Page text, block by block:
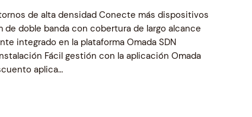
Pad
de alta densidad Conecte más dispositivos
doble banda con cobertura de largo alcance
integrado en la plataforma Omada SDN
Fácil gestión con la aplicación Omada
aplica…